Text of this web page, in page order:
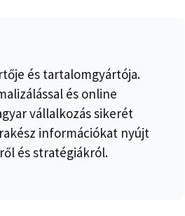
és tartalomgyártója.
és online
vállalkozás sikerét
információkat nyújt
és stratégiákról.